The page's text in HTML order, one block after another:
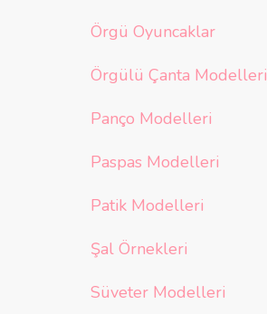
Örgü Oyuncaklar
Örgülü Çanta Modelleri
Panço Modelleri
Paspas Modelleri
Patik Modelleri
Şal Örnekleri
Süveter Modelleri